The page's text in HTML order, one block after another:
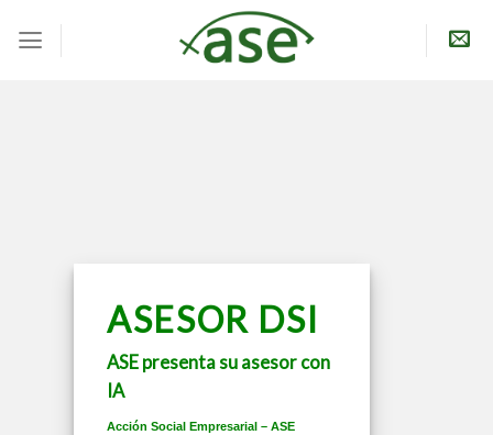
ASESOR DSI
ASE presenta su asesor con
IA
Acción Social Empresarial – ASE